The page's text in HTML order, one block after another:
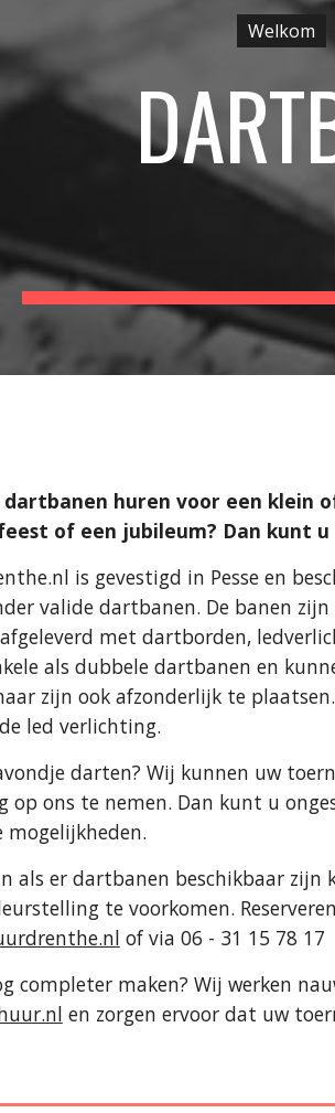
Skip to main content
Welkom
huren voor een klein
of een jubileum? Dan kunt
is gevestigd in Pesse en
valide dartbanen. De banen
met dartborden,
als dubbele dartbanen en
zijn ook afzonderlijk te
led verlichting.
darten? Wij kunnen uw
op ons te nemen. Dan kunt u
mogelijkheden.
als er dartbanen beschikbaar zijn
te voorkomen.
of via 06 - 31 15 78 17
completer maken? Wij werken
en zorgen ervoor dat uw